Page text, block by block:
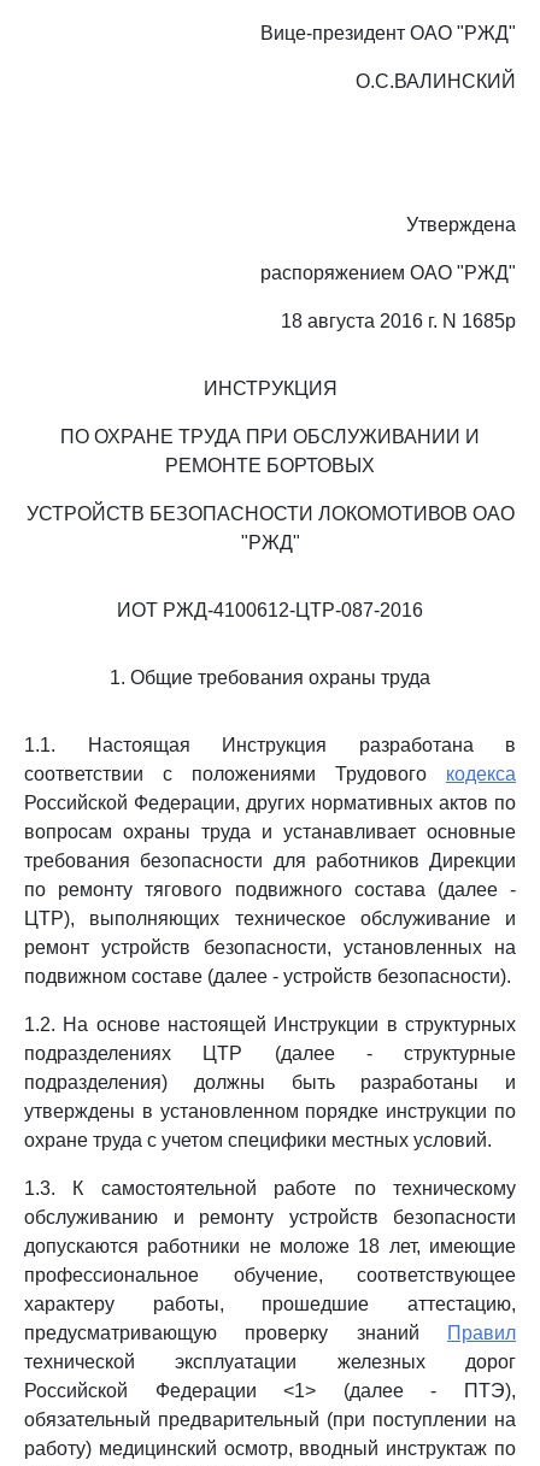
Вице-президент ОАО "РЖД"
О.С.ВАЛИНСКИЙ
Утверждена
распоряжением ОАО "РЖД"
18 августа 2016 г. N 1685р
ИНСТРУКЦИЯ
ПО ОХРАНЕ ТРУДА ПРИ ОБСЛУЖИВАНИИ И
РЕМОНТЕ БОРТОВЫХ
УСТРОЙСТВ БЕЗОПАСНОСТИ ЛОКОМОТИВОВ ОАО
"РЖД"
ИОТ РЖД-4100612-ЦТР-087-2016
1. Общие требования охраны труда
1.1. Настоящая Инструкция разработана в
соответствии с положениями Трудового кодекса
Российской Федерации, других нормативных актов по
вопросам охраны труда и устанавливает основные
требования безопасности для работников Дирекции
по ремонту тягового подвижного состава (далее -
ЦТР), выполняющих техническое обслуживание и
ремонт устройств безопасности, установленных на
подвижном составе (далее - устройств безопасности).
1.2. На основе настоящей Инструкции в структурных
подразделениях ЦТР (далее - структурные
подразделения) должны быть разработаны и
утверждены в установленном порядке инструкции по
охране труда с учетом специфики местных условий.
1.3. К самостоятельной работе по техническому
обслуживанию и ремонту устройств безопасности
допускаются работники не моложе 18 лет, имеющие
профессиональное обучение, соответствующее
характеру работы, прошедшие аттестацию,
предусматривающую проверку знаний
Правил
технической эксплуатации железных дорог
Российской Федерации <1> (далее - ПТЭ),
обязательный предварительный (при поступлении на
работу) медицинский осмотр, вводный инструктаж по